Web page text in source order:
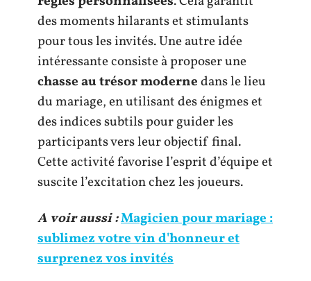
des moments hilarants et stimulants
pour tous les invités. Une autre idée
intéressante consiste à proposer une
chasse au trésor modernedans le lieu
du mariage, en utilisant des énigmes et
des indices subtils pour guider les
participants vers leur objectif final.
Cette activité favorise l’esprit d’équipe et
suscite l’excitation chez les joueurs.
A voir aussi :Magicien pour mariage :
sublimez votre vin d'honneur et
surprenez vos invités